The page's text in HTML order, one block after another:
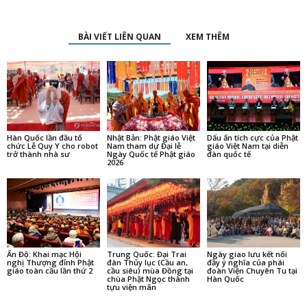
BÀI VIẾT LIÊN QUAN XEM THÊM
Hàn Quốc lần đầu tổ
chức Lễ Quy Y cho robot
trở thành nhà sư
Nhật Bản: Phật giáo Việt
Nam tham dự Đại lễ
Ngày Quốc tế Phật giáo
2026
Dấu ấn tích cực của Phật
giáo Việt Nam tại diễn
đàn quốc tế
Ấn Độ: Khai mạc Hội
nghị Thượng đỉnh Phật
giáo toàn cầu lần thứ 2
Trung Quốc: Đại Trai
đàn Thủy lục (Cầu an,
cầu siêu) mùa Đồng tại
chùa Phật Ngọc thành
tựu viện mãn
Ngày giao lưu kết nối
đầy ý nghĩa của phái
đoàn Viện Chuyên Tu tại
Hàn Quốc